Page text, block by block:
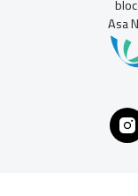
Asa